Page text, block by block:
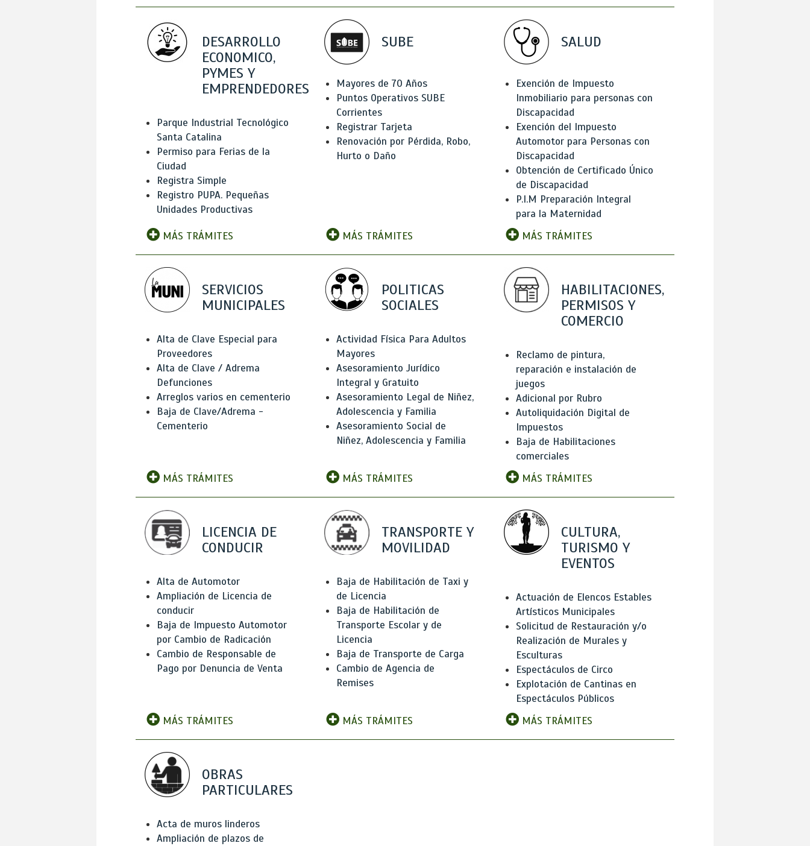
DESARROLLO
ECONOMICO,
PYMES Y
EMPRENDEDORES
Parque Industrial Tecnológico
Santa Catalina
Permiso para Ferias de la
Ciudad
Registra Simple
Registro PUPA. Pequeñas
Unidades Productivas
MÁS TRÁMITES
SUBE
Mayores de 70 Años
Puntos Operativos SUBE
Corrientes
Registrar Tarjeta
Renovación por Pérdida, Robo,
Hurto o Daño
MÁS TRÁMITES
SALUD
Exención de Impuesto
Inmobiliario para personas con
Discapacidad
Exención del Impuesto
Automotor para Personas con
Discapacidad
Obtención de Certificado Único
de Discapacidad
P.I.M Preparación Integral
para la Maternidad
MÁS TRÁMITES
SERVICIOS
MUNICIPALES
Alta de Clave Especial para
Proveedores
Alta de Clave / Adrema
Defunciones
Arreglos varios en cementerio
Baja de Clave/Adrema -
Cementerio
MÁS TRÁMITES
POLITICAS
SOCIALES
Actividad Física Para Adultos
Mayores
Asesoramiento Jurídico
Integral y Gratuito
Asesoramiento Legal de Niñez,
Adolescencia y Familia
Asesoramiento Social de
Niñez, Adolescencia y Familia
MÁS TRÁMITES
HABILITACIONES,
PERMISOS Y
COMERCIO
Reclamo de pintura,
reparación e instalación de
juegos
Adicional por Rubro
Autoliquidación Digital de
Impuestos
Baja de Habilitaciones
comerciales
MÁS TRÁMITES
LICENCIA DE
CONDUCIR
Alta de Automotor
Ampliación de Licencia de
conducir
Baja de Impuesto Automotor
por Cambio de Radicación
Cambio de Responsable de
Pago por Denuncia de Venta
MÁS TRÁMITES
TRANSPORTE Y
MOVILIDAD
Baja de Habilitación de Taxi y
de Licencia
Baja de Habilitación de
Transporte Escolar y de
Licencia
Baja de Transporte de Carga
Cambio de Agencia de
Remises
MÁS TRÁMITES
CULTURA,
TURISMO Y
EVENTOS
Actuación de Elencos Estables
Artísticos Municipales
Solicitud de Restauración y/o
Realización de Murales y
Esculturas
Espectáculos de Circo
Explotación de Cantinas en
Espectáculos Públicos
MÁS TRÁMITES
OBRAS
PARTICULARES
Acta de muros linderos
Ampliación de plazos de